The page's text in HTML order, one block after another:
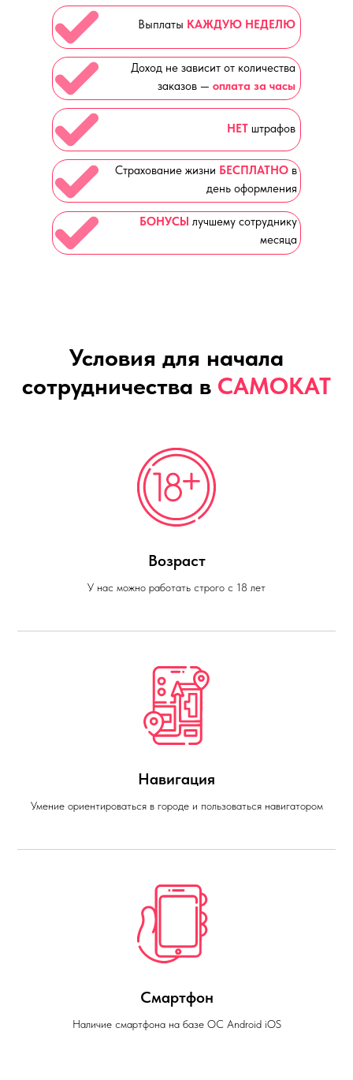
Доход не зависит от количества
заказов — оплата за часы
НЕТ штрафов
Выплаты КАЖДУЮ НЕДЕЛЮ
БОНУСЫ лучшему сотруднику
месяца
Страхование жизни БЕСПЛАТНО в
день оформления
Условия для начала
сотрудничества в САМОКАТ
Возраст
У нас можно работать строго с 18 лет
Навигация
Умение ориентироваться в городе и пользоваться навигатором
Смартфон
Наличие смартфона на базе ОС Android iOS